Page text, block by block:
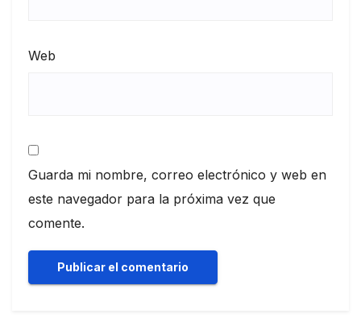
Web
Guarda mi nombre, correo electrónico y web en
este navegador para la próxima vez que
comente.